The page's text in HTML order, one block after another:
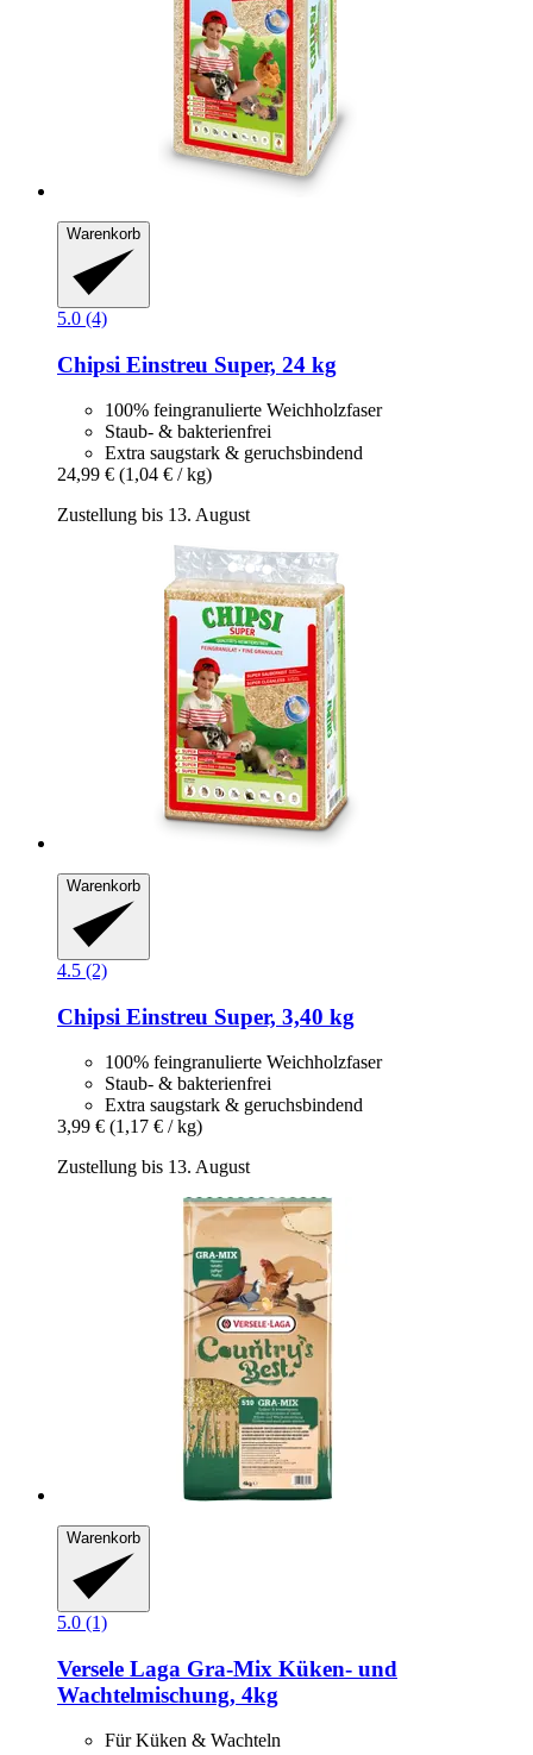
Warenkorb
5.0 (4)
Chipsi Einstreu Super, 24 kg
100% feingranulierte Weichholzfaser
Staub- & bakterienfrei
Extra saugstark & geruchsbindend
24,99 € (1,04 € / kg)
Zustellung bis 13. August
Warenkorb
4.5 (2)
Chipsi Einstreu Super, 3,40 kg
100% feingranulierte Weichholzfaser
Staub- & bakterienfrei
Extra saugstark & geruchsbindend
3,99 € (1,17 € / kg)
Zustellung bis 13. August
Warenkorb
5.0 (1)
Versele Laga Gra-​Mix Küken-​ und
Wachtelmischung, 4kg
Für Küken & Wachteln